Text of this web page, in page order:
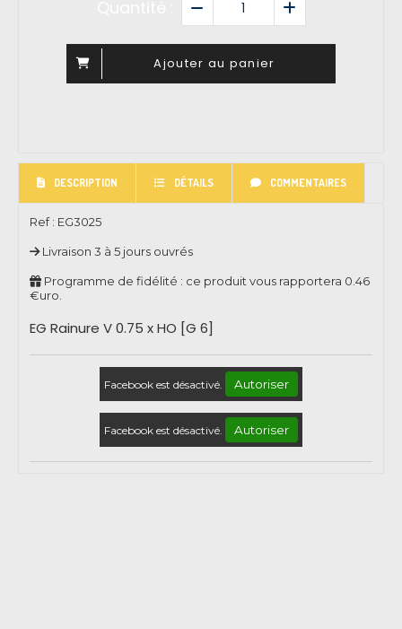
Ajouter au panier
DESCRIPTION DÉTAILS COMMENTAIRES
Ref : EG3025
Livraison 3 à 5 jours ouvrés
Programme de fidélité : ce produit vous rapportera 0.46
€uro.
EG Rainure V 0.75 x HO [G 6]
Facebook est désactivé. Autoriser
Facebook est désactivé. Autoriser